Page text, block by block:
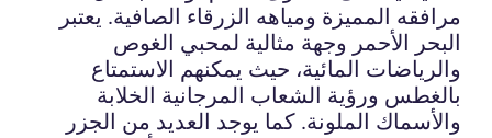
مرافقه المميزة ومياهه الزرقاء الصافية. يعتبر
البحر الأحمر وجهة مثالية لمحبي الغوص
والرياضات المائية، حيث يمكنهم الاستمتاع
بالغطس ورؤية الشعاب المرجانية الخلابة
والأسماك الملونة. كما يوجد العديد من الجزر